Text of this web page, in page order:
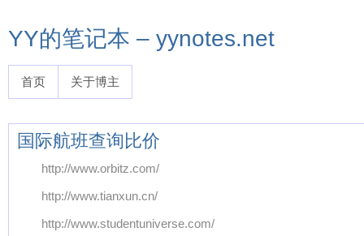
YY的笔记本 – yynotes.net
首页 关于博主
国际航班查询比价
http://www.orbitz.com/
http://www.tianxun.cn/
http://www.studentuniverse.com/